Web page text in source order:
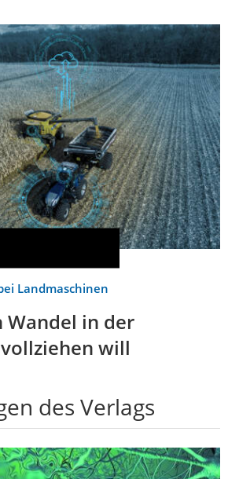
Landmaschinen
Wandel in der
will
des Verlags